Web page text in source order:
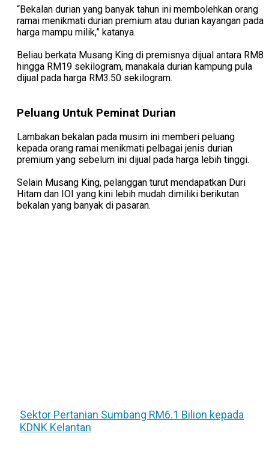
“Bekalan durian yang banyak tahun ini membolehkan orang
ramai menikmati durian premium atau durian kayangan pada
harga mampu milik,” katanya.
Beliau berkata Musang King di premisnya dijual antara RM8
hingga RM19 sekilogram, manakala durian kampung pula
dijual pada harga RM3.50 sekilogram.
Peluang Untuk Peminat Durian
Lambakan bekalan pada musim ini memberi peluang
kepada orang ramai menikmati pelbagai jenis durian
premium yang sebelum ini dijual pada harga lebih tinggi.
Selain Musang King, pelanggan turut mendapatkan Duri
Hitam dan IOI yang kini lebih mudah dimiliki berikutan
bekalan yang banyak di pasaran.
Sektor Pertanian Sumbang RM6.1 Bilion kepada
KDNK Kelantan